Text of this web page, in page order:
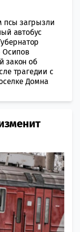
псы загрызли
автобус
Осипов
закон об
трагедии с
Домна